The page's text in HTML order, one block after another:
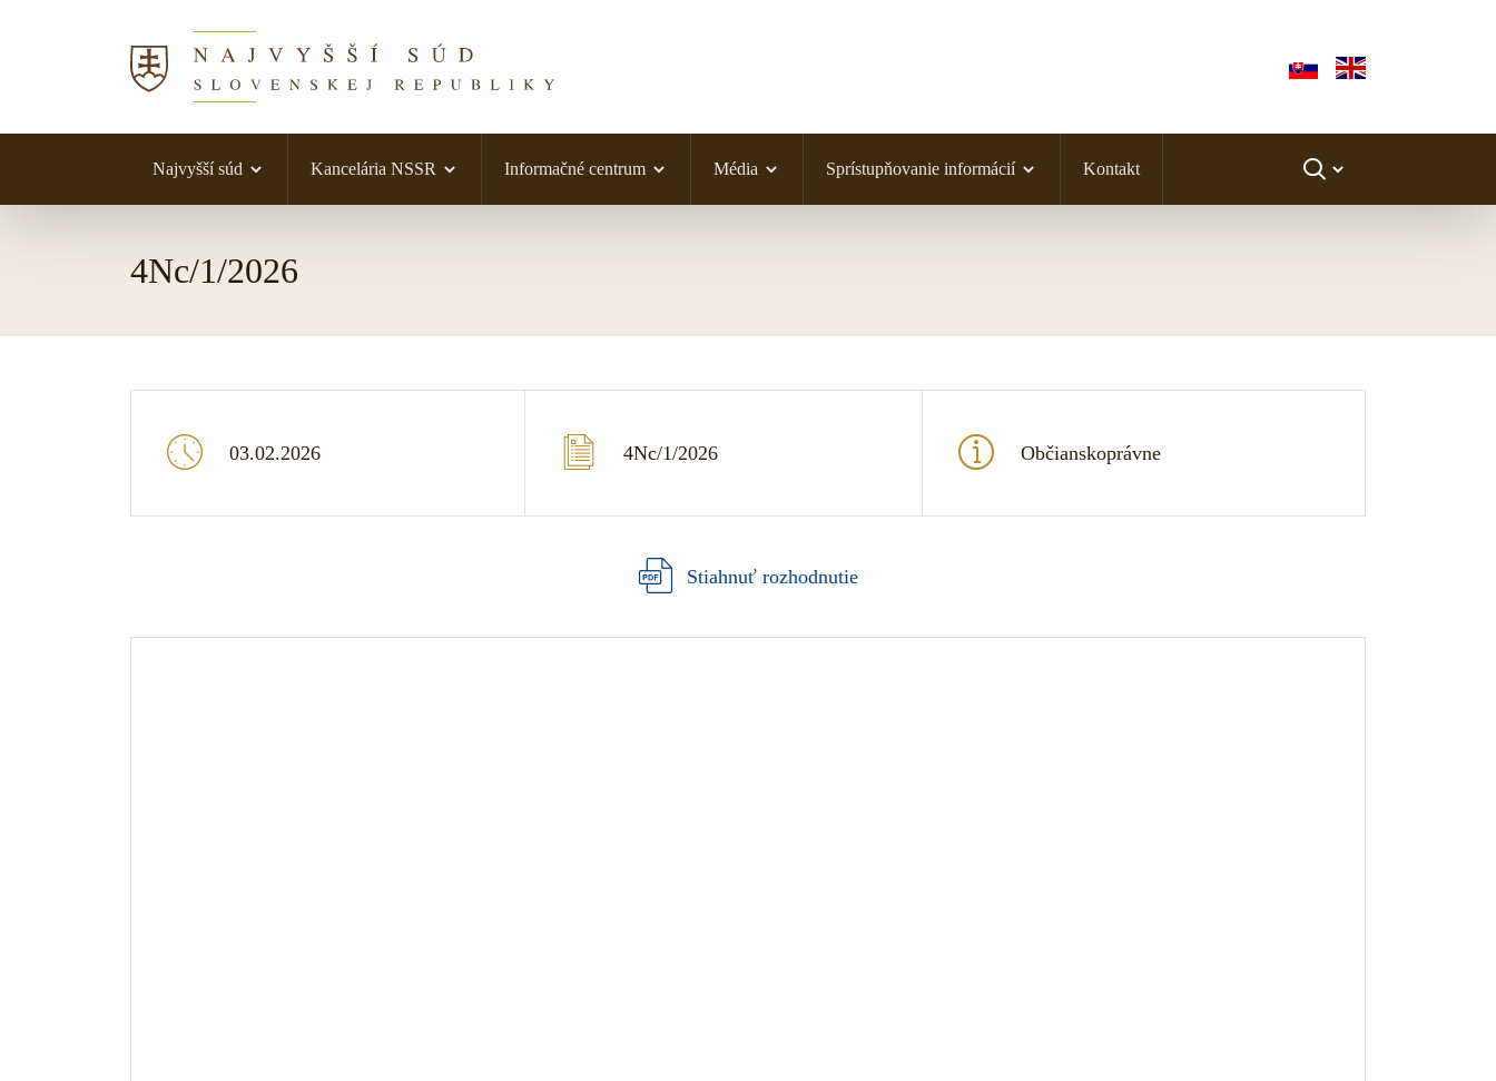
Najvyšší súd Kancelária NSSR Informačné centrum Média Sprístupňovanie informácií Kontakt
4Nc/1/2026
03.02.2026 4Nc/1/2026 Občianskoprávne
Stiahnuť rozhodnutie